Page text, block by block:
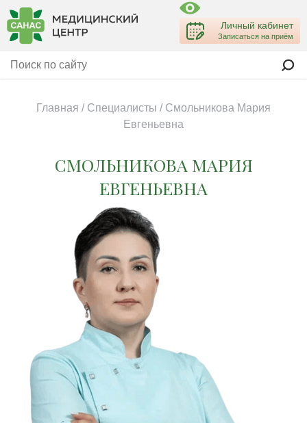
Личный кабинет
Записаться на приём
Главная / Специалисты / Смольникова Мария
Евгеньевна
СМОЛЬНИКОВА МАРИЯ
ЕВГЕНЬЕВНА